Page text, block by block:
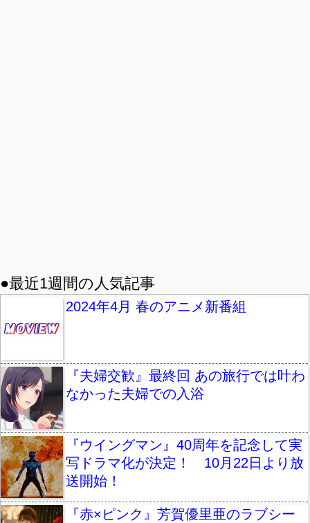
●最近1週間の人気記事
2024年4月 春のアニメ新番組
『夫婦交歓』最終回 あの旅行では叶わ
なかった夫婦での入浴
『ウイングマン』40周年を記念して実
写ドラマ化が決定！ 10月22日より放
送開始！
『赤×ピンク』芳賀優里亜のラブシー